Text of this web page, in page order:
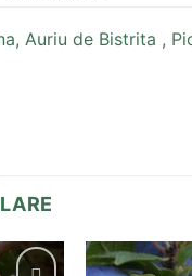
Auriu de Bistrita ,